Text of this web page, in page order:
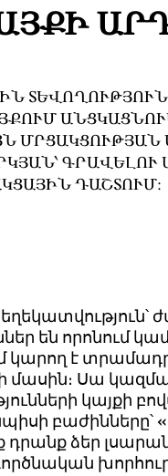
ԴԱՇՏՈՒՄ։
են որոնում
կարող է
մասին։ Սա
կայքի
բաժինները՝«
դրանք ձեր